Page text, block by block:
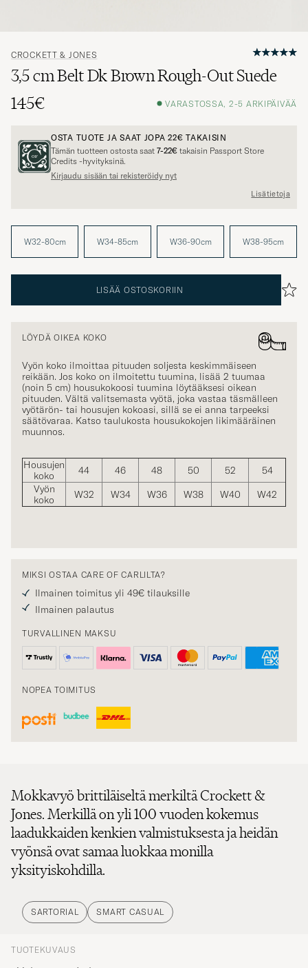
CROCKETT & JONES
3,5 cm Belt Dk Brown Rough-Out Suede
145€
VARASTOSSA, 2-5 ARKIPÄIVÄÄ
OSTA TUOTE JA SAAT JOPA22€ TAKAISIN
Tämän tuotteen ostosta saat 7-22€ takaisin Passport Store
Credits -hyvityksinä.
Kirjaudu sisään tai rekisteröidy nyt
Lisätietoja
W32-80cm W34-85cm W36-90cm W38-95cm
LISÄÄ OSTOSKORIIN
LÖYDÄ OIKEA KOKO
Vyön koko ilmoittaa pituuden soljesta keskimmäiseen
reikään. Jos koko on ilmoitettu tuumina, lisää 2 tuumaa
(noin 5 cm) housukokoosi tuumina löytääksesi oikean
pituuden. Vältä valitsemasta vyötä, joka vastaa täsmälleen
vyötärön- tai housujen kokoasi, sillä se ei anna tarpeeksi
säätövaraa. Katso taulukosta housukokojen likimääräinen
muunnos.
Housujen
koko
44 46 48 50 52
54
Vyön
koko
W32 W34 W36 W38 W40 W42
MIKSI OSTAA CARE OF CARLILTA?
Ilmainen toimitus yli 49€ tilauksille
Ilmainen palautus
TURVALLINEN MAKSU
NOPEA TOIMITUS
Mokkavyö brittiläiseltä merkiltä Crockett &
Jones. Merkillä on yli 100 vuoden kokemus
laadukkaiden kenkien valmistuksesta ja heidän
vyönsä ovat samaa luokkaa monilla
yksityiskohdilla.
SARTORIAL SMART CASUAL
TUOTEKUVAUS